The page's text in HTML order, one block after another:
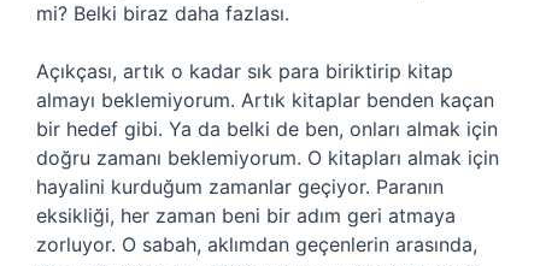
mi? Belki biraz daha fazlası.
Açıkçası, artık o kadar sık para biriktirip kitap
almayı beklemiyorum. Artık kitaplar benden kaçan
bir hedef gibi. Ya da belki de ben, onları almak için
doğru zamanı beklemiyorum. O kitapları almak için
hayalini kurduğum zamanlar geçiyor. Paranın
eksikliği, her zaman beni bir adım geri atmaya
zorluyor. O sabah, aklımdan geçenlerin arasında,